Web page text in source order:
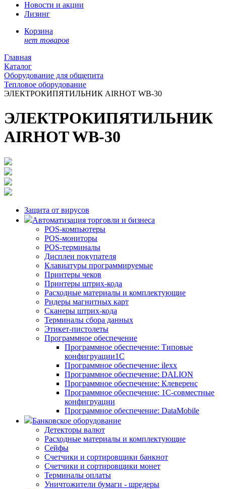
Новости и акции
Лизинг
Корзина
нет товаров
Главная
Каталог
Оборудование для общепита
Тепловое оборудование
ЭЛЕКТРОКИПЯТИЛЬНИК AIRHOT WB-30
ЭЛЕКТРОКИПЯТИЛЬНИК
AIRHOT WB-30
Защита от вирусов
Автоматизация торговли и бизнеса
POS-компьютеры
POS-мониторы
POS-терминалы
Дисплеи покупателя
Клавиатуры программируемые
Принтеры чеков
Принтеры штрих-кода
Расходные материалы и комплектующие
Ридеры магнитных карт
Сканеры штрих-кода
Терминалы сбора данных
Этикет-пистолеты
Программное обеспечение
Программное обеспечение: Типовые
конфигруации1С
Программное обеспечение: ilexx
Программное обеспечение: DALION
Программное обеспечение: Клеверенс
Программное обеспечение: 1С-совместные
конфигруации
Программное обеспечение: DataMobile
Банковское оборудование
Детекторы валют
Расходные материалы и комплектующие
Сейфы
Счетчики и сортировщики банкнот
Счетчики и сортировщики монет
Терминалы оплаты
Уничтожители бумаги - шредеры